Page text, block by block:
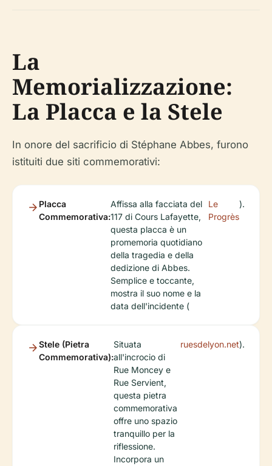
La
Memorializzazione:
La Placca e la Stele
In onore del sacrificio di Stéphane Abbes, furono
istituiti due siti commemorativi:
Placca
Commemorativa:
Affissa alla facciata del
117 di Cours Lafayette,
questa placca è un
promemoria quotidiano
della tragedia e della
dedizione di Abbes.
Semplice e toccante,
mostra il suo nome e la
data dell'incidente (
Le
Progrès
).
Stele (Pietra
Commemorativa):
Situata
all'incrocio di
Rue Moncey e
Rue Servient,
questa pietra
commemorativa
offre uno spazio
tranquillo per la
riflessione.
Incorpora un
ruesdelyon.net).